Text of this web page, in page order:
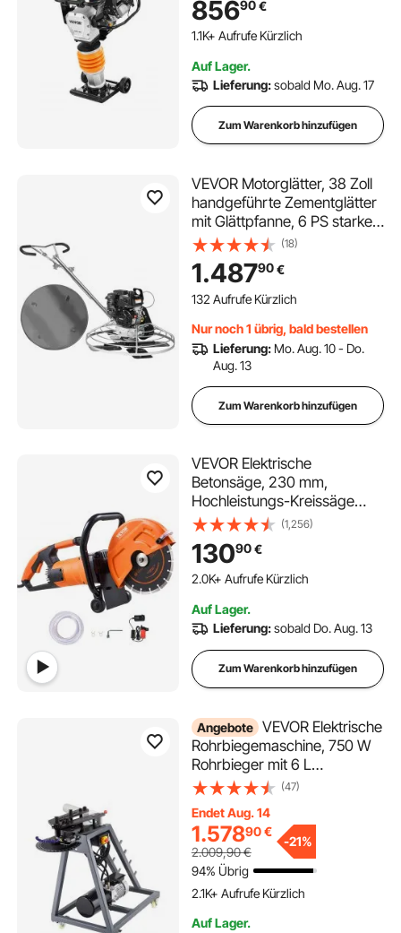
Verdichtungstiefe, vier
Federn, Grabenstampfer für
Fundamente
85690€
1.1K+ Aufrufe Kürzlich
Auf Lager.
Lieferung:sobald Mo. Aug. 17
Zum Warenkorb hinzufügen
VEVOR Motorglätter, 38 Zoll
handgeführte Zementglätter
mit Glättpfanne, 6 PS starker,
gasbetriebener
Oberflächenglätter für glatte
Betonflächen, robuster
kommerzieller
Glättklinge, orange
(18)
1.48790€
132 Aufrufe Kürzlich
Nur noch 1 übrig, bald bestellen
Lieferung: Mo. Aug. 10 - Do.
Aug. 13
Zum Warenkorb hinzufügen
VEVOR Elektrische
Betonsäge, 230 mm,
Hochleistungs-Kreissäge
2000 W, Schnitttiefe 89 mm,
Nass-/Trocken-
Scheibensäge mit
Wasserrohr, Wasserpumpe,
Ziegel
(1,256)
13090€
2.0K+ Aufrufe Kürzlich
Auf Lager.
Lieferung:sobald Do. Aug. 13
Zum Warenkorb hinzufügen
Angebote VEVOR Elektrische
Rohrbiegemaschine, 750 W
Rohrbieger mit 6 L
Hydraulikzylinder,
Matrizen & 180° max.
Biegewinkel, geeignet für
Rohre von 25,4 mm, 38,1 mm
44,45 mm
(47)
Endet Aug. 14
1.57890€
2.009,90€
-21%
94% Übrig
2.1K+ Aufrufe Kürzlich
Auf Lager.